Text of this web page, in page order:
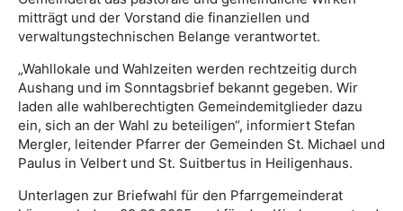
mitträgt und der Vorstand die finanziellen und
verwaltungstechnischen Belange verantwortet.
„Wahllokale und Wahlzeiten werden rechtzeitig durch
Aushang und im Sonntagsbrief bekannt gegeben. Wir
laden alle wahlberechtigten Gemeindemitglieder dazu
ein, sich an der Wahl zu beteiligen“, informiert Stefan
Mergler, leitender Pfarrer der Gemeinden St. Michael und
Paulus in Velbert und St. Suitbertus in Heiligenhaus.
Unterlagen zur Briefwahl für den Pfarrgemeinderat